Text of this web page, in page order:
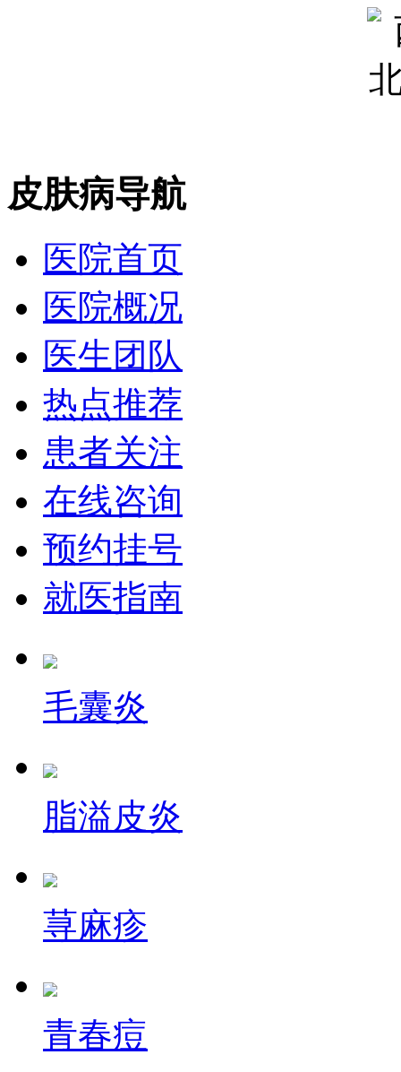
皮肤病导航
医院首页
医院概况
医生团队
热点推荐
患者关注
在线咨询
预约挂号
就医指南
毛囊炎
脂溢皮炎
荨麻疹
青春痘